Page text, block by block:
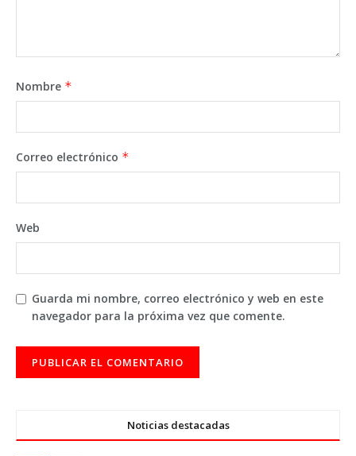
Nombre *
Correo electrónico *
Web
Guarda mi nombre, correo electrónico y web en este
navegador para la próxima vez que comente.
Noticias destacadas